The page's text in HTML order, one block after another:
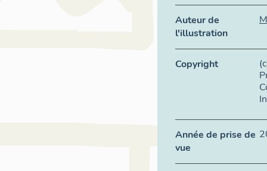
Auteur de
l'illustration
Copyright
Année de prise de
vue